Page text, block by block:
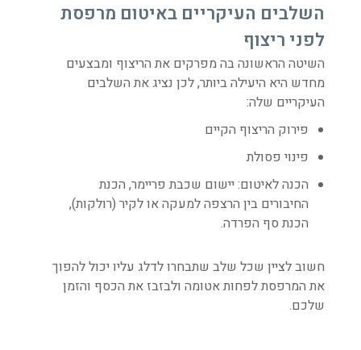
השלבים העיקריים באיטום מרפסת
לפני ריצוף
השיטה הראשונה בה מפרקים את הריצוף ומבצעים
מחדש היא היעילה ביותר, לכן נציג את השלבים
העיקריים שלה:
פירוק הריצוף הקיים
פינוי פסולת
הכנה לאיטום: יישום שכבת פריימר, הכנת
החיבורים בין הרצפה למעקה או לקיר (רולקות),
הכנת סף הפרדה.
חשוב לציין שכל שלב שתבחרו לדלג עליו יכול להפוך
את המרפסת לפחות אטומה ולבזבז את הכסף והזמן
שלכם.